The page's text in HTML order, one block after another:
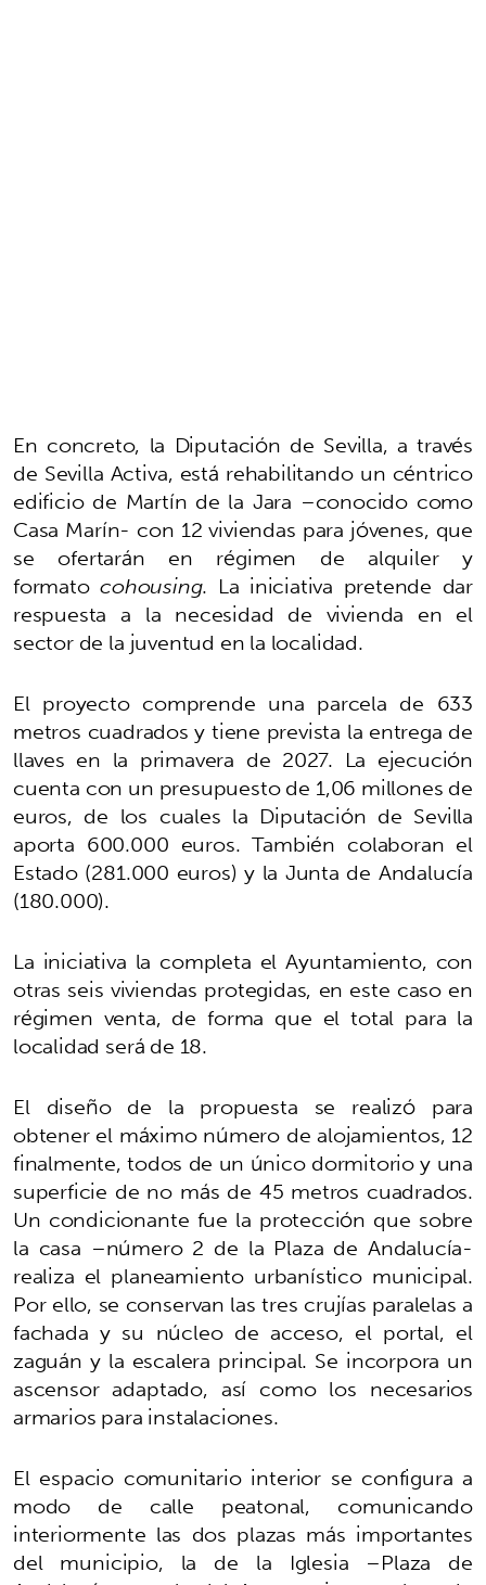
En concreto, la Diputación de Sevilla, a través
de Sevilla Activa, está rehabilitando un céntrico
edificio de Martín de la Jara –conocido como
Casa Marín- con 12 viviendas para jóvenes, que
se ofertarán en régimen de alquiler y
formatocohousing. La iniciativa pretende dar
respuesta a la necesidad de vivienda en el
sector de la juventud en la localidad.
El proyecto comprende una parcela de 633
metros cuadrados y tiene prevista la entrega de
llaves en la primavera de 2027. La ejecución
cuenta con un presupuesto de 1,06 millones de
euros, de los cuales la Diputación de Sevilla
aporta 600.000 euros. También colaboran el
Estado (281.000 euros) y la Junta de Andalucía
(180.000).
La iniciativa la completa el Ayuntamiento, con
otras seis viviendas protegidas, en este caso en
régimen venta, de forma que el total para la
localidad será de 18.
El diseño de la propuesta se realizó para
obtener el máximo número de alojamientos, 12
finalmente, todos de un único dormitorio y una
superficie de no más de 45 metros cuadrados.
Un condicionante fue la protección que sobre
la casa –número 2 de la Plaza de Andalucía-
realiza el planeamiento urbanístico municipal.
Por ello, se conservan las tres crujías paralelas a
fachada y su núcleo de acceso, el portal, el
zaguán y la escalera principal. Se incorpora un
ascensor adaptado, así como los necesarios
armarios para instalaciones.
El espacio comunitario interior se configura a
modo de calle peatonal, comunicando
interiormente las dos plazas más importantes
del municipio, la de la Iglesia –Plaza de